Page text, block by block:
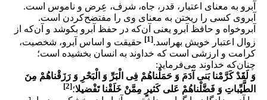
آبرو به معنای اعتبار، قدر، جاه، شرف، عِرض و ناموس است.
آبروی کسی را ریختن به معنای وی را مفتضح‌کردن است.
آبروخواه و حافظ آبرو یعنی آن‌که در حفظ آبرو بکوشد و آن‌که از
زوال اعتبار خویش بهراسد.[1]
حقیقت و اساس آبرو، شخصیت،
کرامت و ارزشی است که خداوند به انسان بخشیده است؛
چنان‌که خداوند می‌فرماید:
وَ لَقَدْ کَرَّمْنا بَنی‏ آدَمَ وَ حَمَلْناهُمْ فِی الْبَرِّ وَ الْبَحْرِ وَ رَزَقْناهُمْ مِنَ
الطَّیِّباتِ وَ فَضَّلْناهُمْ عَلى‏ کَثیرٍ مِمَّنْ خَلَقْنا تَفْضیلا؛[2]